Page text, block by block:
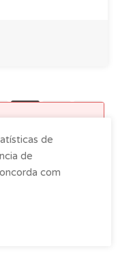
6 7 8
de
de
com
segunda-